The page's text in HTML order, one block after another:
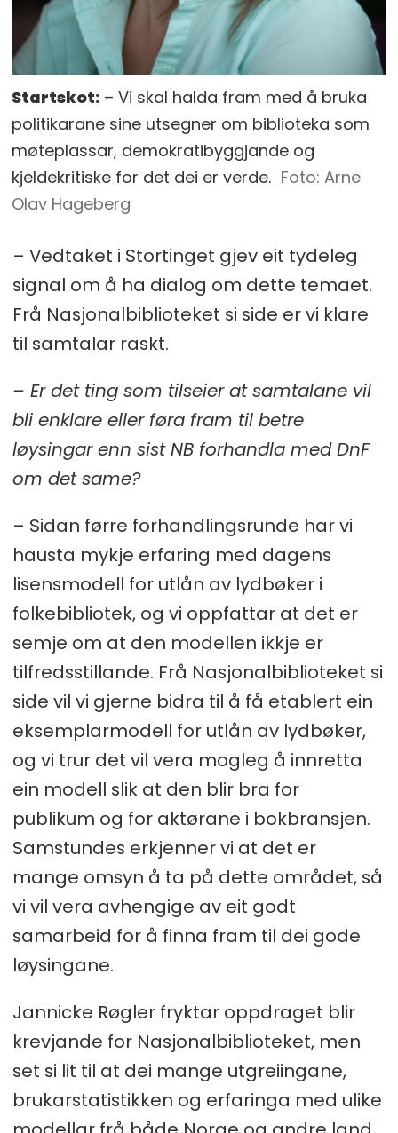
Startskot: – Vi skal halda fram med å bruka
politikarane sine utsegner om biblioteka som
møteplassar, demokratibyggjande og
kjeldekritiske for det dei er verde.
Arne
Olav Hageberg
– Vedtaket i Stortinget gjev eit tydeleg
signal om å ha dialog om dette temaet.
Frå Nasjonalbiblioteket si side er vi klare
til samtalar raskt.
– Er det ting som tilseier at samtalane vil
bli enklare eller føra fram til betre
løysingar enn sist NB forhandla med DnF
om det same?
– Sidan førre forhandlingsrunde har vi
hausta mykje erfaring med dagens
lisensmodell for utlån av lydbøker i
folkebibliotek, og vi oppfattar at det er
semje om at den modellen ikkje er
tilfredsstillande. Frå Nasjonalbiblioteket si
side vil vi gjerne bidra til å få etablert ein
eksemplarmodell for utlån av lydbøker,
og vi trur det vil vera mogleg å innretta
ein modell slik at den blir bra for
publikum og for aktørane i bokbransjen.
Samstundes erkjenner vi at det er
mange omsyn å ta på dette området, så
vi vil vera avhengige av eit godt
samarbeid for å finna fram til dei gode
løysingane.
Jannicke Røgler fryktar oppdraget blir
krevjande for Nasjonalbiblioteket, men
set si lit til at dei mange utgreiingane,
brukarstatistikken og erfaringa med ulike